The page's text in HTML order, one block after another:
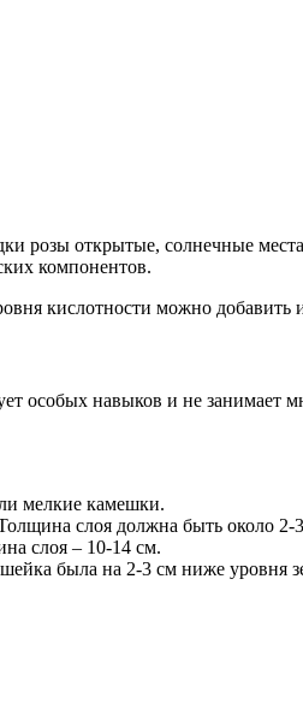
розы открытые, солнечные
компонентов.
кислотности можно добавить
особых навыков и не занимает
мелкие камешки.
слоя должна быть около 2-
слоя – 10-14 см.
была на 2-3 см ниже уровня